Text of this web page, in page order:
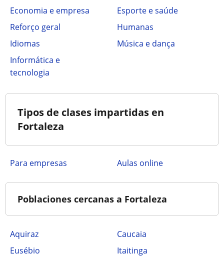
Economia e empresa
Esporte e saúde
Reforço geral
Humanas
Idiomas
Música e dança
Informática e
tecnologia
Tipos de clases impartidas en
Fortaleza
para empresas aulas online
Poblaciones cercanas a Fortaleza
Aquiraz
Caucaia
Eusébio
Itaitinga